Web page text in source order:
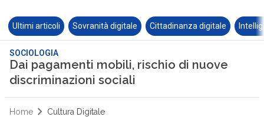
Ultimi articoli Sovranità digitale Cittadinanza digitale
SOCIOLOGIA
Dai pagamenti mobili, rischio di nuove
discriminazioni sociali
Home Cultura Digitale